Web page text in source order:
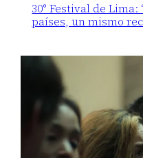
30° Festival de Lima:
países, un mismo